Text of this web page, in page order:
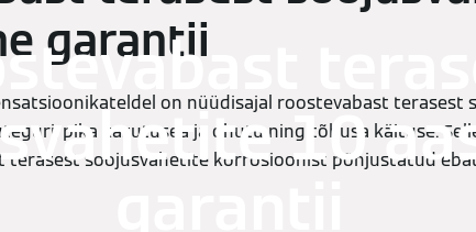
10
garantii
on nüüdisajal roostevabast terasest
pika kasutusea ja ohutu ning tõhusa käituse.
terasest soojusvahetite korrosioonist põhjustatud